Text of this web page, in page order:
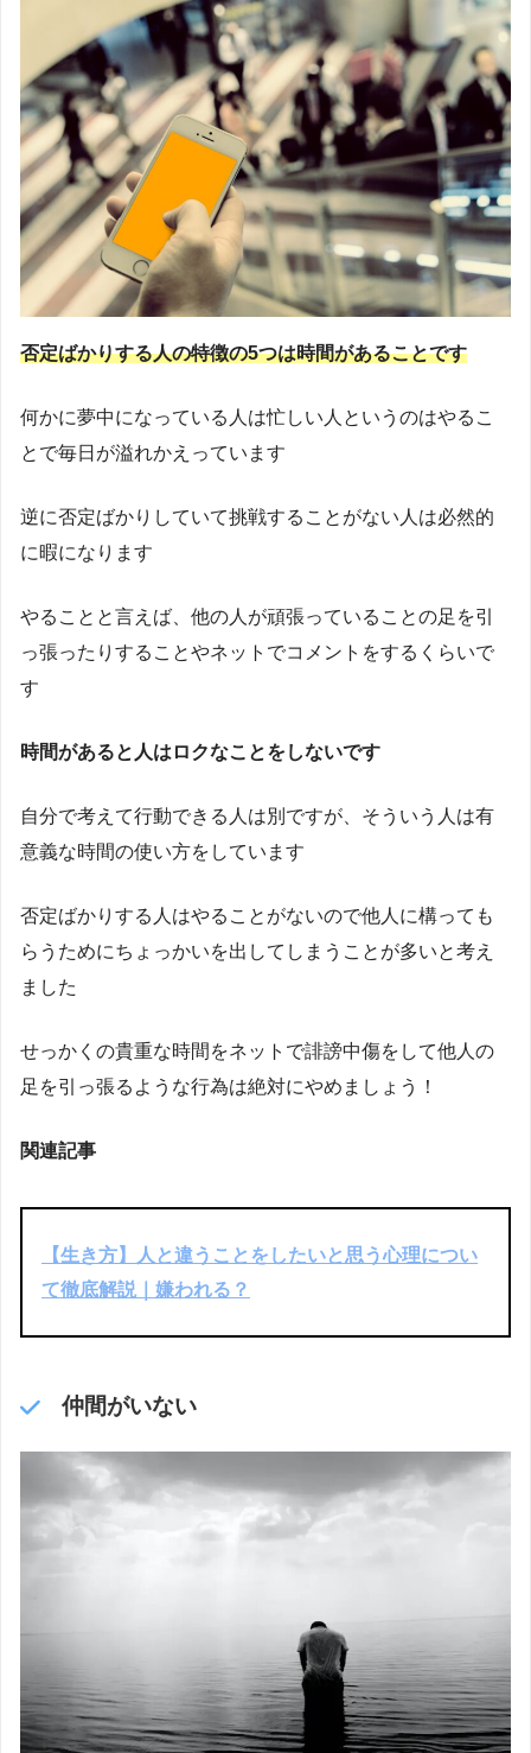
否定ばかりする人の特徴の5つは時間があることです
何かに夢中になっている人は忙しい人というのはやるこ
とで毎日が溢れかえっています
逆に否定ばかりしていて挑戦することがない人は必然的
に暇になります
やることと言えば、他の人が頑張っていることの足を引
っ張ったりすることやネットでコメントをするくらいで
す
時間があると人はロクなことをしないです
自分で考えて行動できる人は別ですが、そういう人は有
意義な時間の使い方をしています
否定ばかりする人はやることがないので他人に構っても
らうためにちょっかいを出してしまうことが多いと考え
ました
せっかくの貴重な時間をネットで誹謗中傷をして他人の
足を引っ張るような行為は絶対にやめましょう！
関連記事
【生き方】人と違うことをしたいと思う心理につい
て徹底解説｜嫌われる？
仲間がいない